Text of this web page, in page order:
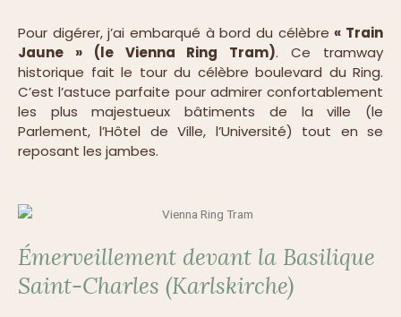
Pour digérer, j’ai embarqué à bord du célèbre« Train
Jaune » (le Vienna Ring Tram). Ce tramway
historique fait le tour du célèbre boulevard du Ring.
C’est l’astuce parfaite pour admirer confortablement
les plus majestueux bâtiments de la ville (le
Parlement, l’Hôtel de Ville, l’Université) tout en se
reposant les jambes.
Émerveillement devant la Basilique
Saint-Charles (Karlskirche)